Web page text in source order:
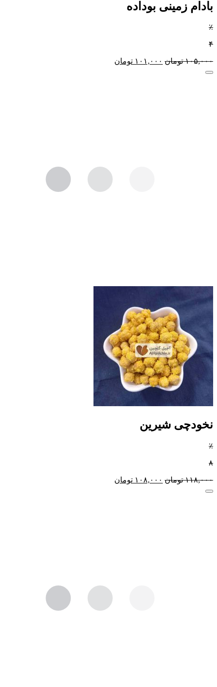
بادام زمینی بوداده
٪
۴
۱۰۵,۰۰۰ تومان ۱۰۱,۰۰۰ تومان
نخودچی شیرین
٪
۸
۱۱۸,۰۰۰ تومان ۱۰۸,۰۰۰ تومان